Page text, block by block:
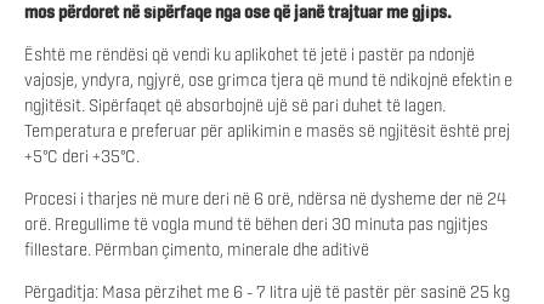
mos përdoret në sipërfaqe nga ose që janë trajtuar me gjips.
Është me rëndësi që vendi ku aplikohet të jetë i pastër pa ndonjë
vajosje, yndyra, ngjyrë, ose grimca tjera që mund të ndikojnë efektin e
ngjitësit. Sipërfaqet që absorbojnë ujë së pari duhet të lagen.
Temperatura e preferuar për aplikimin e masës së ngjitësit është prej
+5°C deri +35°C.
Procesi i tharjes në mure deri në 6 orë, ndërsa në dysheme der në 24
orë. Rregullime të vogla mund të bëhen deri 30 minuta pas ngjitjes
fillestare. Përmban çimento, minerale dhe aditivë
Përgaditja: Masa përzihet me 6 – 7 litra ujë të pastër për sasinë 25 kg